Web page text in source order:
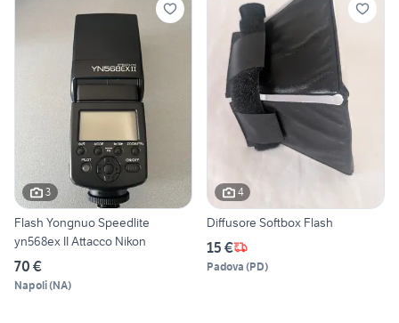
3
Flash Yongnuo Speedlite
yn568ex II Attacco Nikon
70 €
Napoli(NA)
4
Diffusore Softbox Flash
15 €
Padova (PD)